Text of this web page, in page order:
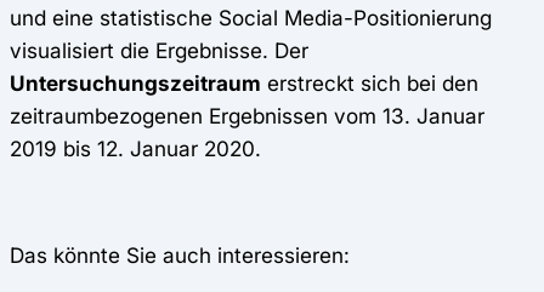
und eine statistische Social Media-Positionierung
visualisiert die Ergebnisse. Der
Untersuchungszeitraum erstreckt sich bei den
zeitraumbezogenen Ergebnissen vom 13. Januar
2019 bis 12. Januar 2020.
Das könnte Sie auch interessieren: